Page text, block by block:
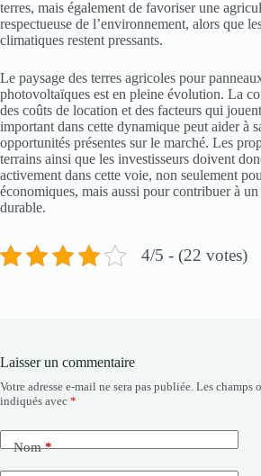
terres, mais également de favoriser une
respectueuse de l’environnement, alors que
climatiques restent pressants.
Le paysage des terres agricoles pour
photovoltaïques est en pleine évolution. La
des coûts de location et des facteurs qui
important dans cette dynamique peut aider à
opportunités présentes sur le marché. Les
terrains ainsi que les investisseurs doivent
activement dans cette voie, non seulement
économiques, mais aussi pour contribuer à
durable.
4/5 - (22 votes)
Laisser un commentaire
Votre adresse e-mail ne sera pas publiée. Les champs
indiqués avec *
Nom*